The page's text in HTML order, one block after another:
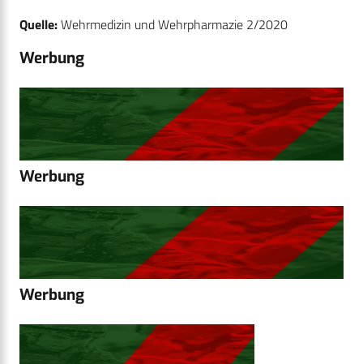
Quelle:Wehrmedizin und Wehrpharmazie 2/2020
Werbung
Werbung
Werbung